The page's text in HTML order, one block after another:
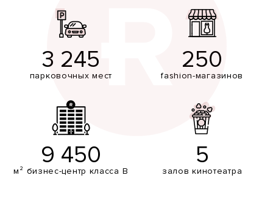
3 245
парковочных мест
250
fashion-магазинов
9 450
м² бизнес-центр класса В
5
залов кинотеатра